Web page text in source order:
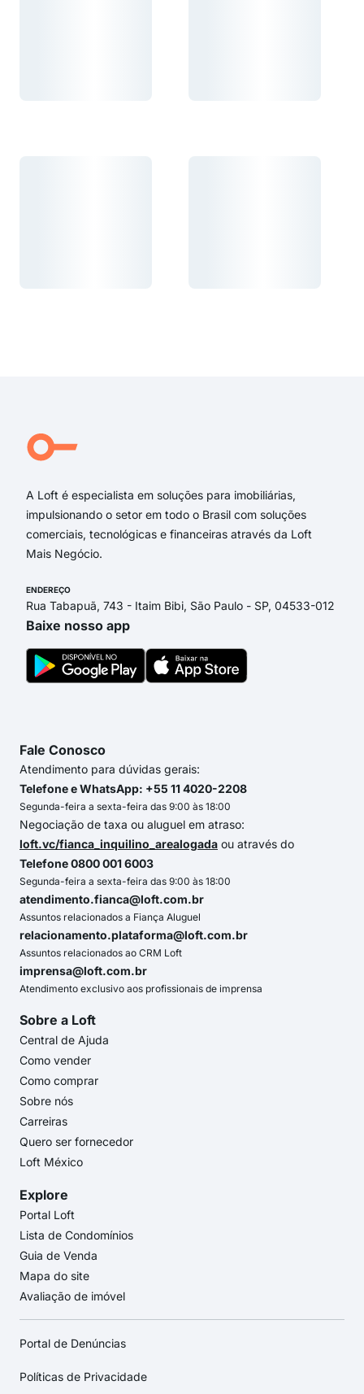
A Loft é especialista em soluções para imobiliárias,
impulsionando o setor em todo o Brasil com soluções
comerciais, tecnológicas e financeiras através da Loft
Mais Negócio.
ENDEREÇO
Rua Tabapuã, 743 - Itaim Bibi, São Paulo - SP, 04533-012
Baixe nosso app
Fale Conosco
Atendimento para dúvidas gerais:
Telefone e WhatsApp: +55 11 4020-2208
Segunda-feira a sexta-feira das 9:00 às 18:00
Negociação de taxa ou aluguel em atraso:
loft.vc/fianca_inquilino_arealogada ou através do
Telefone 0800 001 6003
Segunda-feira a sexta-feira das 9:00 às 18:00
atendimento.fianca@loft.com.br
Assuntos relacionados a Fiança Aluguel
relacionamento.plataforma@loft.com.br
Assuntos relacionados ao CRM Loft
imprensa@loft.com.br
Atendimento exclusivo aos profissionais de imprensa
Sobre a Loft
Central de Ajuda
Como vender
Como comprar
Sobre nós
Carreiras
Quero ser fornecedor
Loft México
Explore
Portal Loft
Lista de Condomínios
Guia de Venda
Mapa do site
Avaliação de imóvel
Portal de Denúncias
Políticas de Privacidade